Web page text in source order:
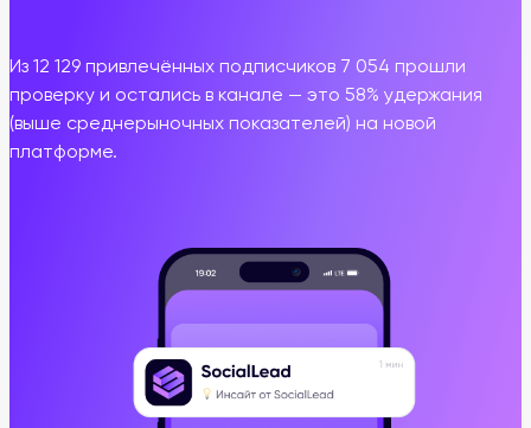
Из 12 129 привлечённых подписчиков 7 054 прошли
проверку и остались в канале — это 58% удержания
(выше среднерыночных показателей) на новой
платформе.